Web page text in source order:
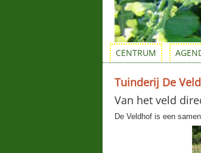
CENTRUM
Tuinderij De
Van het veld
De Veldhof is een